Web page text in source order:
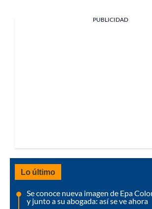
PUBLICIDAD
Lo último
Se conoce nueva imagen de Epa
y junto a su abogada: así se ve ahora